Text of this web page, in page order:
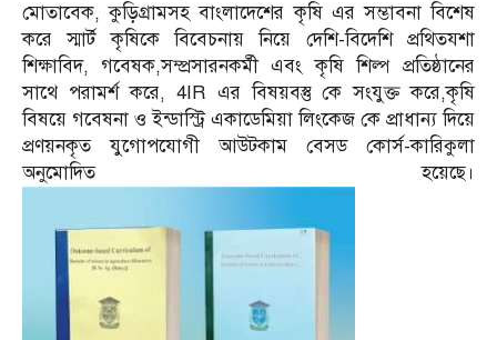
মোতাবেক, কুড়িগ্রামসহ বাংলাদেশের কৃষি এর সম্ভাবনা বিশেষ
করে স্মার্ট কৃষিকে বিবেচনায় নিয়ে দেশি-বিদেশি প্রথিতযশা
শিক্ষাবিদ, গবেষক,সম্প্রসারনকর্মী এবং কৃষি শিল্প প্রতিষ্ঠানের
সাথে পরামর্শ করে, 4IR এর বিষয়বস্তু কে সংযুক্ত করে,কৃষি
বিষয়ে গবেষনা ও ইন্ডাস্ট্রি একাডেমিয়া লিংকেজ কে প্রাধান্য দিয়ে
প্রণয়নকৃত যুগোপযোগী আউটকাম বেসড কোর্স-কারিকুলা
অনুমোদিত হয়েছে।